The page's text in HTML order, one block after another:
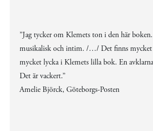
”Jag tycker om Klemets ton i den här
musikalisk och intim. /…/ Det finns mycket
mycket lycka i Klemets lilla bok. En
Det är vackert.”
Amelie Björck, Göteborgs-Posten